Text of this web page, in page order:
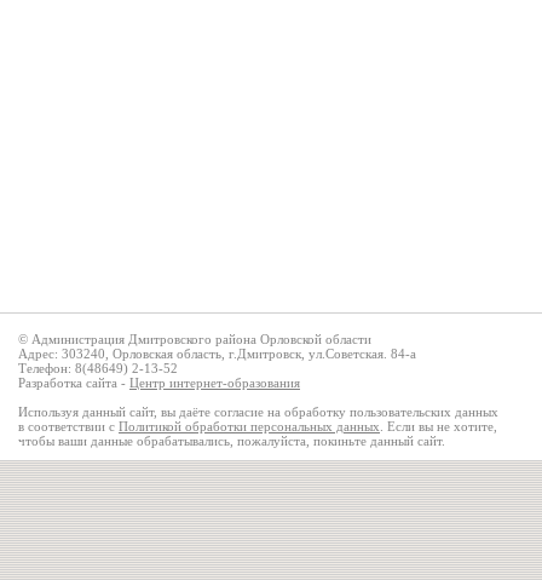
© Администрация Дмитровского района Орловской области
Адрес: 303240, Орловская область, г.Дмитровск, ул.Советская. 84-а
Телефон: 8(48649) 2-13-52
Разработка сайта - Центр интернет-образования
Используя данный сайт, вы даёте согласие на обработку пользовательских данных
в соответствии с Политикой обработки персональных данных . Если вы не хотите,
чтобы ваши данные обрабатывались, пожалуйста, покиньте данный сайт.